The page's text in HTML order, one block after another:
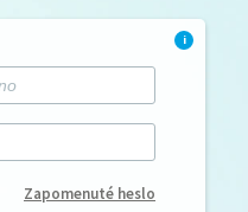
i
Zapomenuté heslo